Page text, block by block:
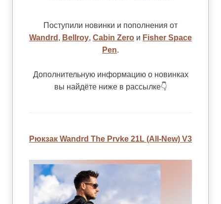
Поступили новинки и пополнения от
Wandrd , Bellroy, Cabin Zero и Fisher Space
Pen.
Дополнительную информацию о новинках
вы найдёте ниже в рассылке👇
Рюкзак Wandrd The Prvke 21L (All-New) V3